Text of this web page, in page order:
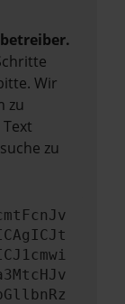
Wir
zu
zu